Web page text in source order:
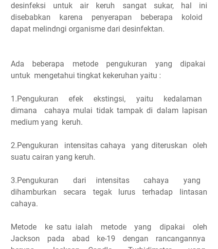
desinfeksi untuk air keruh sangat sukar, hal ini
disebabkan karena penyerapan beberapa koloid
dapat melindngi organisme dari desinfektan.
Ada beberapa metode pengukuran yang dipakai
untuk mengetahui tingkat kekeruhan yaitu :
1.Pengukuran efek ekstingsi, yaitu kedalaman
dimana cahaya mulai tidak tampak di dalam lapisan
medium yang keruh.
2.Pengukuran intensitas cahaya yang diteruskan oleh
suatu cairan yang keruh.
3.Pengukuran dari intensitas cahaya yang
dihamburkan secara tegak lurus terhadap lintasan
cahaya.
Metode ke satu ialah metode yang dipakai oleh
Jackson pada abad ke-19 dengan rancangannya